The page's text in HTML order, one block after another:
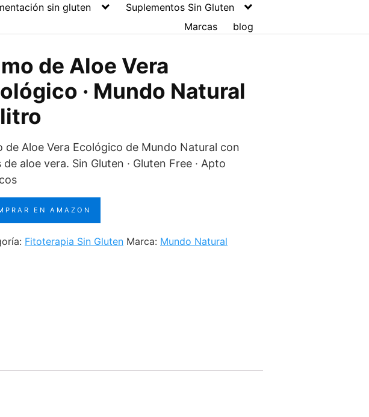
sin gluten
Suplementos Sin Gluten
Marcas
blog
de Aloe Vera
· Mundo Natural
litro
de Aloe Vera Ecológico de Mundo Natural con
de aloe vera. Sin Gluten · Gluten Free · Apto
EN AMAZON
Fitoterapia Sin Gluten Marca: Mundo Natural